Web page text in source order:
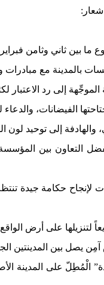
وثامن فبراير 2026 عما يلي:
بالمدينة مع
الموجِّهة إلى رد
الفيضانات، والدعاء
والهادفة إلى توحيد لون
التعاون بين
لإنجاح حكامة جيدة
لتنزيلها على أرض
يصل بين المدينتين
الْمُطِلّ على المدينة